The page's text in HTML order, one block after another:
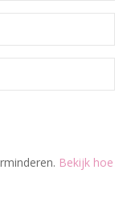
Bekijk hoe